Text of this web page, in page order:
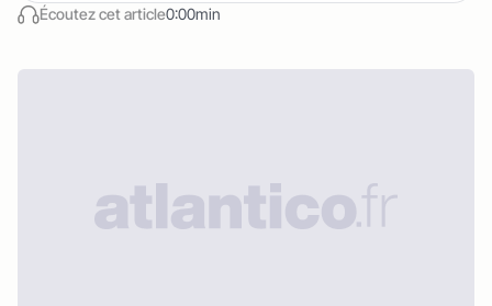
Écoutez cet article0:00min